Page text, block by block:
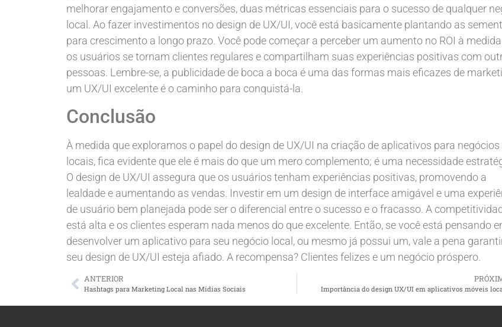
melhorar engajamento e conversões, duas métricas essenciais para o sucesso de qualquer
local. Ao fazer investimentos no design de UX/UI, você está basicamente plantando as
para crescimento a longo prazo. Você pode começar a perceber um aumento no ROI à
os usuários se tornam clientes regulares e compartilham suas experiências positivas com
pessoas. Lembre-se, a publicidade de boca a boca é uma das formas mais eficazes de
um UX/UI excelente é o caminho para conquistá-la.
Conclusão
À medida que exploramos o papel do design de UX/UI na criação de aplicativos para negócios
locais, fica evidente que ele é mais do que um mero complemento; é uma necessidade
O design de UX/UI assegura que os usuários tenham experiências positivas, promovendo a
lealdade e aumentando as vendas. Investir em um design de interface amigável e uma
de usuário bem planejada pode ser o diferencial entre o sucesso e o fracasso. A
está alta e os clientes esperam nada menos do que excelente. Então, se você está pensando
desenvolver um aplicativo para seu negócio local, ou mesmo já possui um, vale a pena
seu design de UX/UI esteja afiado. A recompensa? Clientes felizes e um negócio próspero.
ANTERIOR
Hashtags para Marketing Local nas Mídias Sociais Importância do design UX/UI em aplicativos móveis